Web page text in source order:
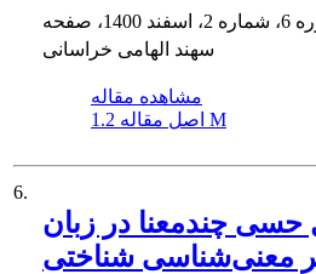
سهند الهامی خراسانی
مشاهده مقاله
اصل مقاله 1.2 M
6.
حسی چندمعنا در زبان
معنی‌شناسی شناختی